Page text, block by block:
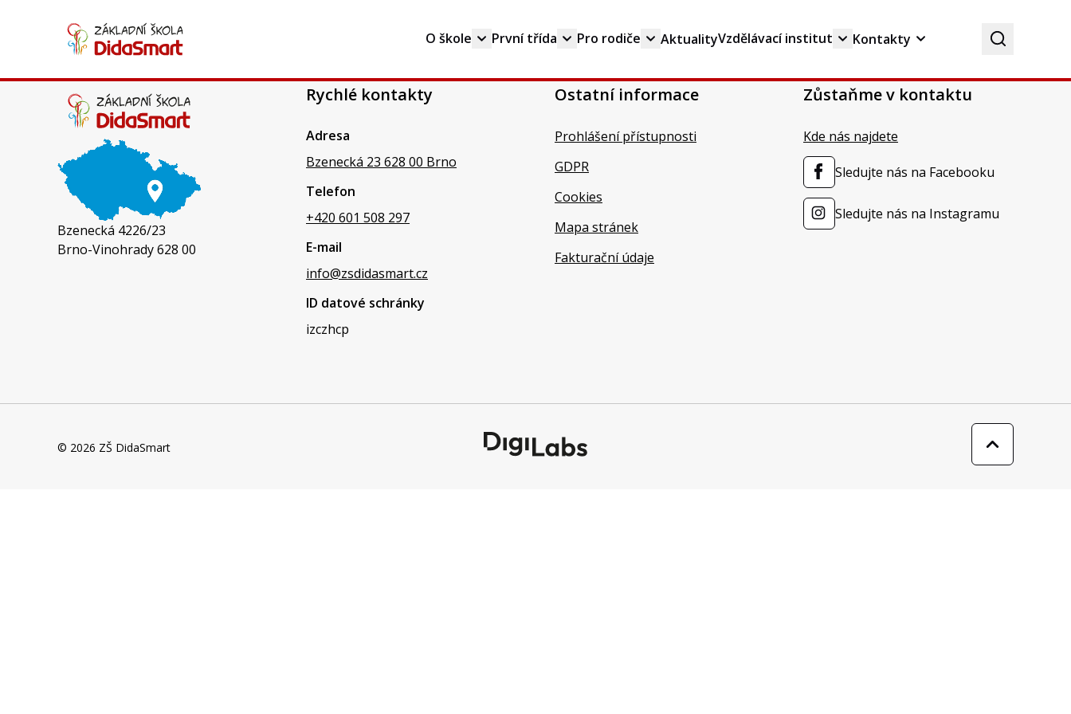
O škole První třída Pro rodiče AktualityVzdělávací institut Kontakty
Bzenecká 4226/23
Brno-Vinohrady 628 00
Rychlé kontakty
Adresa
Bzenecká 23 628 00 Brno
Telefon
+420 601 508 297
E-mail
info@zsdidasmart.cz
ID datové schránky
izczhcp
Ostatní informace
Prohlášení přístupnosti
GDPR
Cookies
Mapa stránek
Fakturační údaje
Zůstaňme v kontaktu
Kde nás najdete
Sledujte nás na Facebooku
Sledujte nás na Instagramu
© 2026 ZŠ DidaSmart